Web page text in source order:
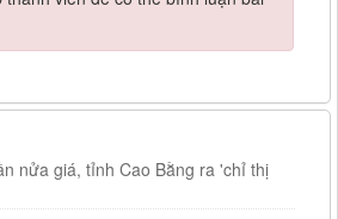
nửa giá, tỉnh Cao Bằng ra 'chỉ thị